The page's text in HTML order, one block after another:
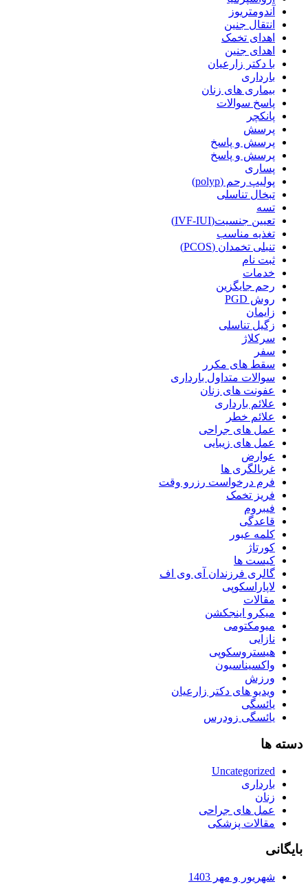
آندومتریوز
انتقال جنین
اهدای تخمک
اهدای جنین
با دکتر زارعیان
بارداری
بیماری های زنان
پاسخ سوالات
پانکچر
پرسش
پرسش و پاسخ
پرسش و پاسخ
پساری
پولیپ رحم (polyp)
تبخال تناسلی
تسه
تعیین جنسیت(IVF-IUI)
تغذیه مناسب
تنبلی تخمدان (PCOS)
ثبت نام
خدمات
رحم جایگزین
روش PGD
زایمان
زگیل تناسلی
سرکلاژ
سفر
سقط های مکرر
سوالات متداول بارداری
عفونت های زنان
علائم بارداری
علائم خطر
عمل های جراحی
عمل های زیبایی
عوارض
غربالگری ها
فرم درخواست رزرو وقت
فریز تخمک
فیبروم
قاعدگی
کلمه عبور
کورتاژ
کیست ها
گالری فرزندان آی وی اف
لاپاراسکوپی
مقالات
میکرو اینجکشن
میومکتومی
نازایی
هیستروسکوپی
واکسیناسیون
ورزش
ویدیو های دکتر زارعیان
یائسگی
یائسگی زودرس
دسته ها
Uncategorized
بارداری
زنان
عمل های جراحی
مقالات پزشکی
بایگانی
شهریور و مهر 1403